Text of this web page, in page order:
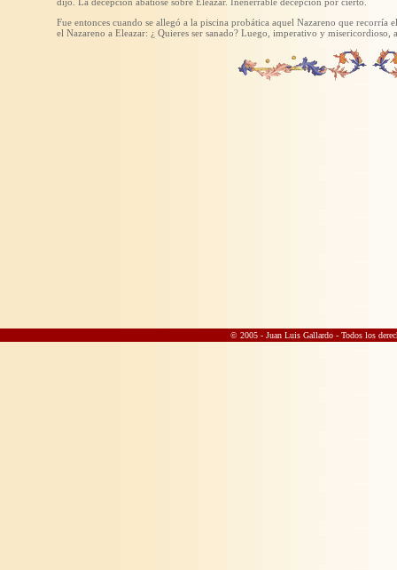
Fue entonces cuando se allegó a la piscina probática aquel Nazareno que
el Nazareno a Eleazar: ¿ Quieres ser sanado? Luego, imperativo y misericordioso,
© 2005 - Juan Luis Gallardo - Todos los